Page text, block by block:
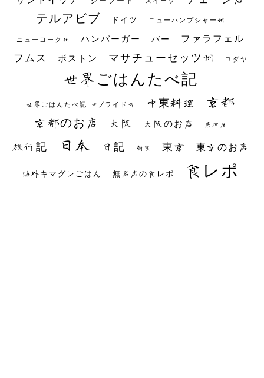
テルアビブ ドイツ ニューハンプシャー州
ニューヨーク州 ハンバーガー バー ファラフェル
フムス ボストン マサチューセッツ州 ユダヤ
世界ごはんたべ記
世界ごはんたべ記 #プライド号 中東料理 京都
京都のお店 大阪 大阪のお店 居酒屋
旅行記 日本 日記 朝食 東京 東京のお店
海外キマグレごはん 無名店の食レポ 食レポ